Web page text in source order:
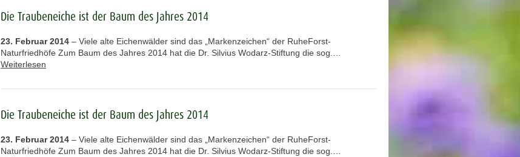
Die Traubeneiche ist der Baum des Jahres 2014
23. Februar 2014 – Viele alte Eichenwälder sind das „Markenzeichen“ der RuheForst-
Naturfriedhöfe Zum Baum des Jahres 2014 hat die Dr. Silvius Wodarz-Stiftung die sog.…
Weiterlesen
Die Traubeneiche ist der Baum des Jahres 2014
23. Februar 2014 – Viele alte Eichenwälder sind das „Markenzeichen“ der RuheForst-
Naturfriedhöfe Zum Baum des Jahres 2014 hat die Dr. Silvius Wodarz-Stiftung die sog.…